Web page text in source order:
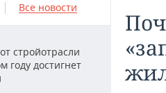
Все новости
стройотрасли
году достигнет